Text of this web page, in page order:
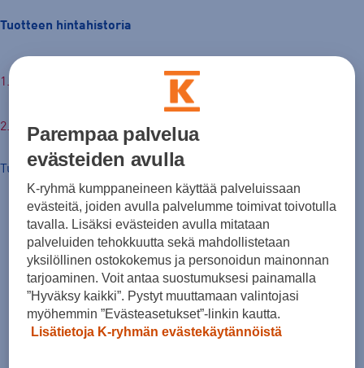
Tuotteen hintahistoria
Tuotteen hinta nyt
Parempaa palvelua
evästeiden avulla
K-ryhmä kumppaneineen käyttää palveluissaan
evästeitä, joiden avulla palvelumme toimivat toivotulla
tavalla. Lisäksi evästeiden avulla mitataan
palveluiden tehokkuutta sekä mahdollistetaan
yksilöllinen ostokokemus ja personoidun mainonnan
tarjoaminen. Voit antaa suostumuksesi painamalla
”Hyväksy kaikki”. Pystyt muuttamaan valintojasi
myöhemmin ”Evästeasetukset”-linkin kautta.
Lisätietoja K-ryhmän evästekäytännöistä